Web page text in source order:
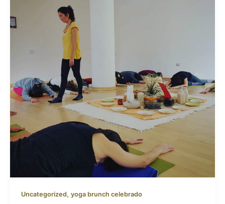
Uncategorized, yoga brunch celebrado